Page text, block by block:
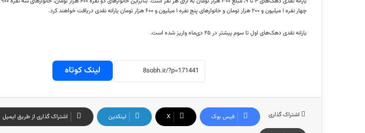
چهار نفره ۱ میلیون و ۲۰۰ هزار تومان و خانوارهای پنج نفره ۱ میلیون و ۶۰۰ هزار تومان یارانه نقدی دریافت خواهند کرد.
یارانه نقدی دهک‌های اول تا سوم پیشتر در ۲۵ دی‌ماه واریز شده است.
لینک کوتاه
اشتراک گذاری فیس بوک X لینکدین اشتراک گذاری از طریق ایمیل